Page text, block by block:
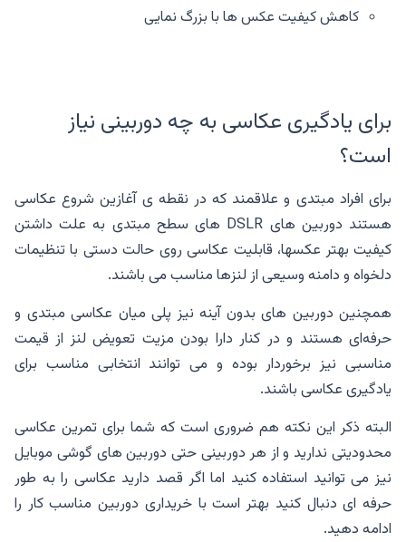
کاهش کیفیت عکس ها با بزرگ نمایی
برای یادگیری عکاسی به چه دوربینی نیاز
است؟
برای افراد مبتدی و علاقمند که در نقطه ی آغازین شروع عکاسی
هستند دوربین های DSLR های سطح مبتدی به علت داشتن
کیفیت بهتر عکسها، قابلیت عکاسی روی حالت دستی با تنظیمات
دلخواه و دامنه وسیعی از لنز‌ها مناسب می باشند.
همچنین دوربین های بدون آینه نیز پلی میان عکاسی مبتدی و
حرفه‌ای هستند و در کنار دارا بودن مزیت تعویض لنز از قیمت
مناسبی نیز برخوردار بوده و می توانند انتخابی مناسب برای
یادگیری عکاسی باشند.
البته ذکر این نکته هم ضروری است که شما برای تمرین عکاسی
محدودیتی ندارید و از هر دوربینی حتی دوربین های گوشی موبایل
نیز می توانید استفاده کنید اما اگر قصد دارید عکاسی را به طور
حرفه ای دنبال کنید بهتر است با خریداری دوربین مناسب کار را
ادامه دهید.